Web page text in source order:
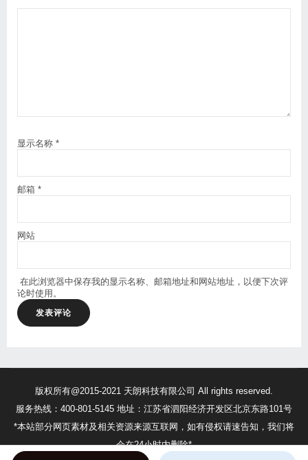
显示名称 *
邮箱 *
网站
在此浏览器中保存我的显示名称、邮箱地址和网站地址，以便下次评
论时使用。
版权所有@2015-2021 天朗科技有限公司 All rights reserved.
服务热线：400-801-5145 地址：江苏省泗阳经济开发区北京东路101号
*本站部分网页素材及相关资源来源互联网，如有侵权请速告知，我们将
会在24小时内删除*